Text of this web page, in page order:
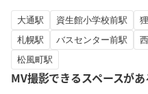
大通駅 資生館小学校前駅
札幌駅
バスセンター前駅
松風町駅
MV撮影できるスペースが